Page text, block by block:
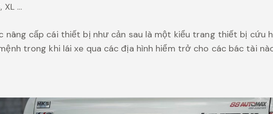
XL …
nâng cấp cái thiết bị như cản sau là một kiểu trang thiết bị cứu
trong khi lái xe qua các địa hình hiểm trở cho các bác tài